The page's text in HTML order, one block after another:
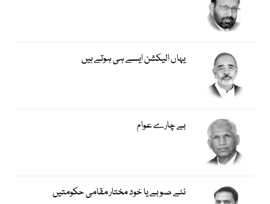
یہاں الیکشن ایسے ہی ہوتے ہیں
بے چارے عوام
نئے صوبے یا خود مختار مقامی حکومتیں